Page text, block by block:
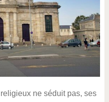
ne séduit pas, ses